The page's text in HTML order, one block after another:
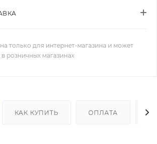
только для интернет-магазина и может
розничных магазинах
КАК КУПИТЬ ОПЛАТА